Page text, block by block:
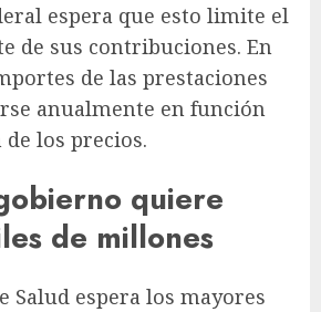
espera que esto limite el
de sus contribuciones. En
de las prestaciones
anualmente en función
los precios.
quiere
de millones
Salud espera los mayores